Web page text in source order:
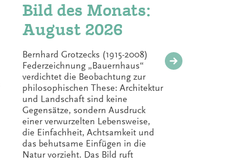
Bild des Monats:
August 2026
Bernhard Grotzecks (1915-2008)
Federzeichnung „Bauernhaus“
verdichtet die Beobachtung zur
philosophischen These: Architektur
und Landschaft sind keine
Gegensätze, sondern Ausdruck
einer verwurzelten Lebensweise,
die Einfachheit, Achtsamkeit und
das behutsame Einfügen in die
Natur vorzieht. Das Bild ruft